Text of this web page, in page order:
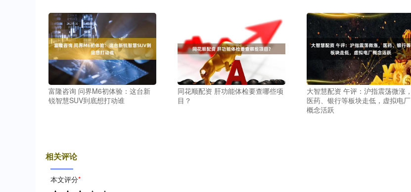
富隆咨询 问界M6初体验：这台新
锐智慧SUV到底想打动谁
同花顺配资 肝功能体检要查哪些项
目？
大智慧配资 午评：沪指震荡微涨，
医药、银行等板块走低，虚拟电厂
概念活跃
相关评论
本文评分*